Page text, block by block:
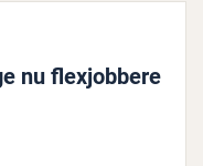
nu fle­xjob­be­re